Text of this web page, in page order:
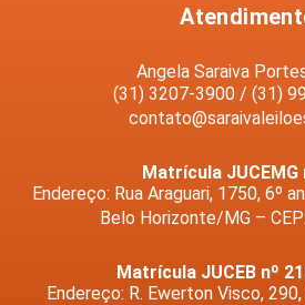
Angela Saraiva
(31) 3207-3900 / (31)
Matrícula JUCEMG
Endereço: Rua Araguari, 1750, 6º
Belo Horizonte/MG –
Matrícula JUCEB nº
Endereço: R. Ewerton Visco,